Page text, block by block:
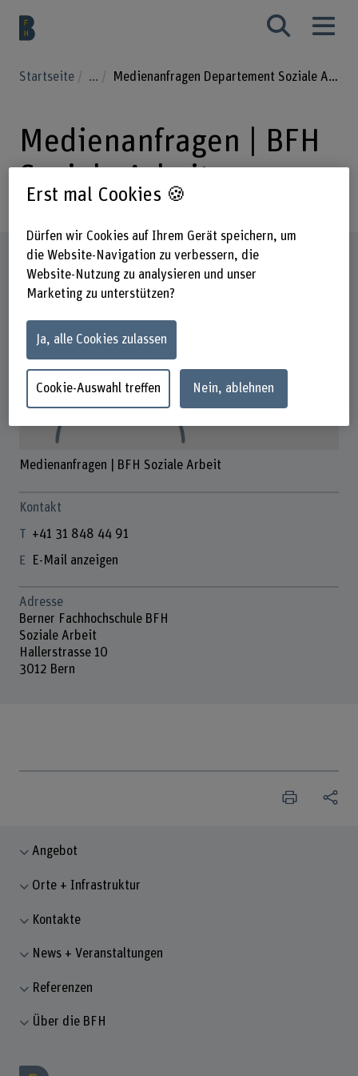
Startseite ... Medienanfragen Departement Soziale Arbeit
Medienanfragen | BFH
Soziale Arbeit
Steckbrief
Medienanfragen | BFH Soziale Arbeit
Kontakt
+41 31 848 44 91
E-Mail anzeigen
Adresse
Berner Fachhochschule BFH
Soziale Arbeit
Hallerstrasse 10
3012 Bern
Angebot
Orte + Infrastruktur
Kontakte
News + Veranstaltungen
Referenzen
Über die BFH
Erst mal Cookies 🍪
Dürfen wir Cookies auf Ihrem Gerät speichern, um
die Website-Navigation zu verbessern, die
Website-Nutzung zu analysieren und unser
Marketing zu unterstützen?
Ja, alle Cookies zulassen
Cookie-Auswahl treffen Nein, ablehnen